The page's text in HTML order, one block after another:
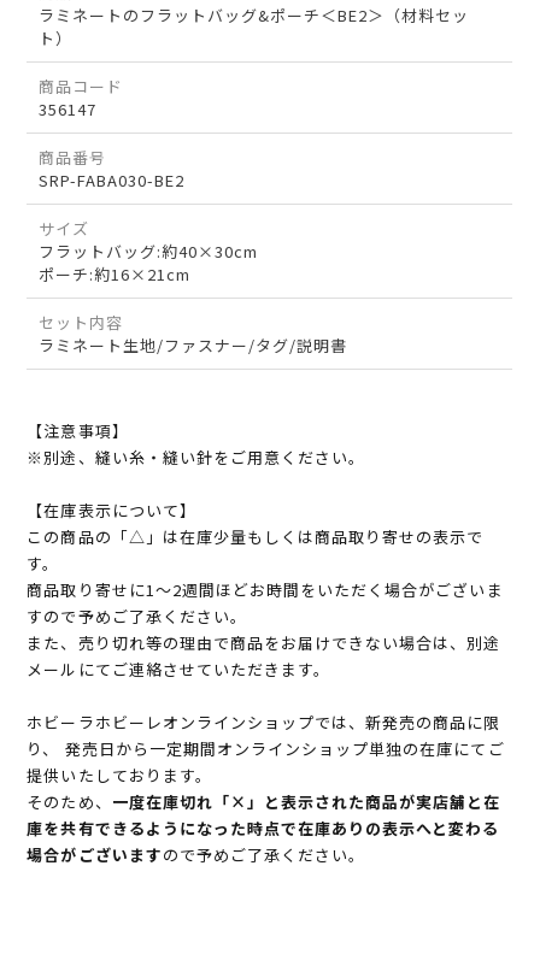
ラミネートのフラットバッグ&ポーチ＜BE2＞（材料セッ
ト）
商品コード
356147
商品番号
SRP-FABA030-BE2
サイズ
フラットバッグ:約40×30cm
ポーチ:約16×21cm
セット内容
ラミネート生地/ファスナー/タグ/説明書
【注意事項】
※別途、縫い糸・縫い針をご用意ください。
【在庫表示について】
この商品の「△」は在庫少量もしくは商品取り寄せの表示で
す。
商品取り寄せに1～2週間ほどお時間をいただく場合がございま
すので予めご了承ください。
また、売り切れ等の理由で商品をお届けできない場合は、別途
メールにてご連絡させていただきます。
ホビーラホビーレオンラインショップでは、新発売の商品に限
り、 発売日から一定期間オンラインショップ単独の在庫にてご
提供いたしております。
そのため、 一度在庫切れ「×」と表示された商品が実店舗と在
庫を共有できるようになった時点で在庫ありの表示へと変わる
場合がございますので予めご了承ください。